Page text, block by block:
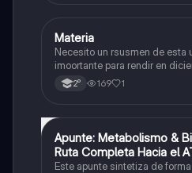
Física
Materia
Necesito un rsusmen de esta
imoortante para rendir en
2° 169 1
Química
Apunte: Metabolismo &
Ruta Completa Hacia el
Este apunte sintetiza de